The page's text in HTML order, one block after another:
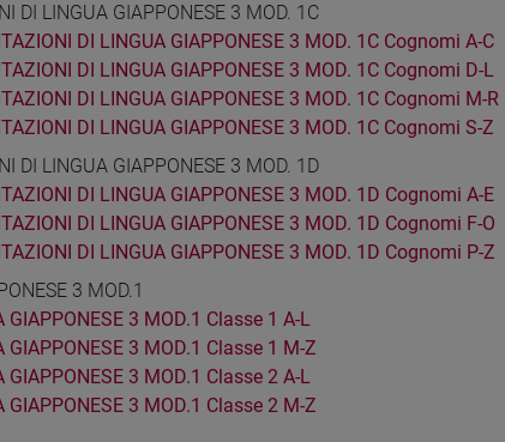
DI LINGUA GIAPPONESE 3 MOD. 1C
DI LINGUA GIAPPONESE 3 MOD. 1C Cognomi A-C
DI LINGUA GIAPPONESE 3 MOD. 1C Cognomi D-L
DI LINGUA GIAPPONESE 3 MOD. 1C Cognomi M-R
DI LINGUA GIAPPONESE 3 MOD. 1C Cognomi S-Z
DI LINGUA GIAPPONESE 3 MOD. 1D
DI LINGUA GIAPPONESE 3 MOD. 1D Cognomi A-E
DI LINGUA GIAPPONESE 3 MOD. 1D Cognomi F-O
DI LINGUA GIAPPONESE 3 MOD. 1D Cognomi P-Z
3 MOD.1
GIAPPONESE 3 MOD.1 Classe 1 A-L
GIAPPONESE 3 MOD.1 Classe 1 M-Z
GIAPPONESE 3 MOD.1 Classe 2 A-L
GIAPPONESE 3 MOD.1 Classe 2 M-Z